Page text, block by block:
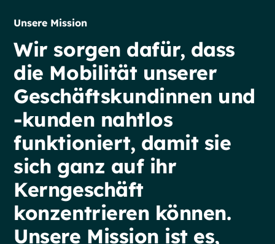
Unsere Mission
Wir sorgen dafür, dass
die Mobilität unserer
Geschäftskundinnen und
-kunden nahtlos
funktioniert, damit sie
sich ganz auf ihr
Kerngeschäft
konzentrieren können.
Unsere Mission ist es,